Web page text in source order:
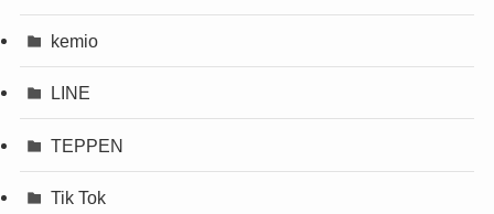
kemio
LINE
TEPPEN
Tik Tok